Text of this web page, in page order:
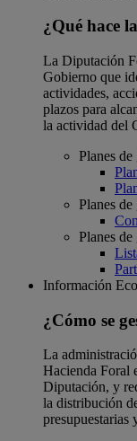
¿Qué hace
La Diputación
Gobierno que
actividades,
plazos para
la actividad del
Planes
Planes
Planes
Información
¿Cómo se
La
Hacienda Foral
Diputación, y
la distribución
presupuestarias